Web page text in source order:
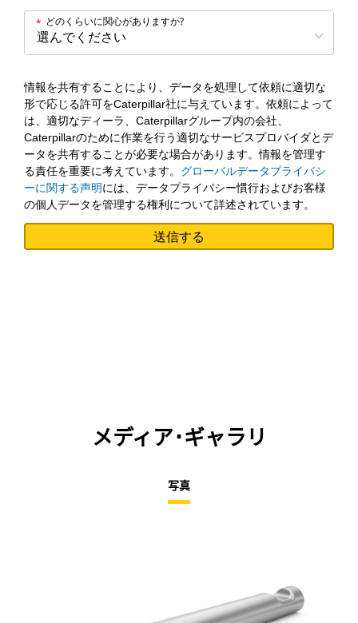
どのくらいに関心がありますか?
*
情報を共有することにより、データを処理して依頼に適切な
形で応じる許可をCaterpillar社に与えています。依頼によって
は、適切なディーラ、Caterpillarグループ内の会社、
Caterpillarのために作業を行う適切なサービスプロバイダとデ
ータを共有することが必要な場合があります。情報を管理す
る責任を重要に考えています。 グローバルデータプライバシ
ーに関する声明には、データプライバシー慣行およびお客様
の個人データを管理する権利について詳述されています。
メディア･ギャラリ
写真